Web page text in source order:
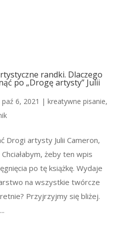
randki. Dlaczego
po „Drogę artysty” Julii
paź 6, 2021 | kreatywne pisanie,
Drogi artysty Julii Cameron,
żeby ten wpis
po tę książkę. Wydaje
na wszystkie twórcze
Przyjrzyjmy się bliżej.